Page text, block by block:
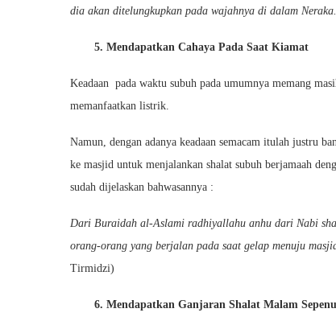
dia akan ditelungkupkan pada wajahnya di dalam
5. Mendapatkan Cahaya Pada Saat Kiamat
Keadaan pada waktu subuh pada umumnya memang
memanfaatkan listrik.
Namun, dengan adanya keadaan semacam itulah justru
ke masjid untuk menjalankan shalat subuh berjamaah
sudah dijelaskan bahwasannya :
Dari Buraidah al-Aslami radhiyallahu anhu dari Nabi
orang-orang yang berjalan pada saat gelap menuju
Tirmidzi)
6. Mendapatkan Ganjaran Shalat Malam